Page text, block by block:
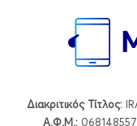
Διακριτικός Τίτλος:
Α.Φ.Μ.: